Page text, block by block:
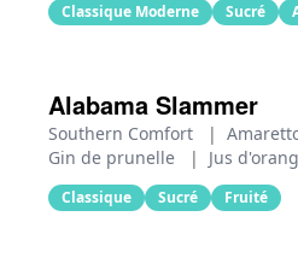
Classique Moderne Sucré
Alabama Slammer
Southern Comfort |
Gin de prunelle
| Jus
Classique Sucré Fruité